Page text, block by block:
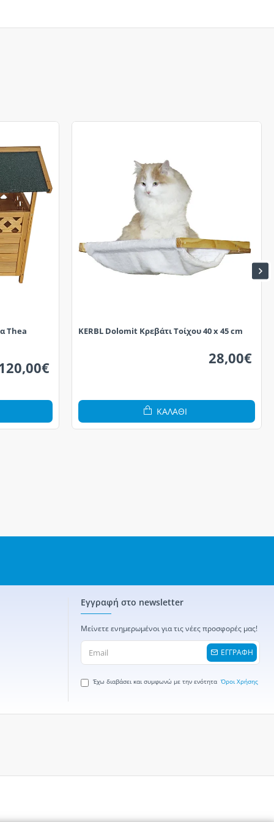
Thea KERBL Dolomit Κρεβάτι Τοίχου 40 x 45 cm
28,00€
ΚΑΛΆΘΙ
Εγγραφή στο newsletter
Μείνετε ενημερωμένοι για τις νέες προσφορές μας!
ΕΓΓΡΑΦΗ
Έχω διαβάσει και συμφωνώ με την ενότητα Όροι Χρήσης